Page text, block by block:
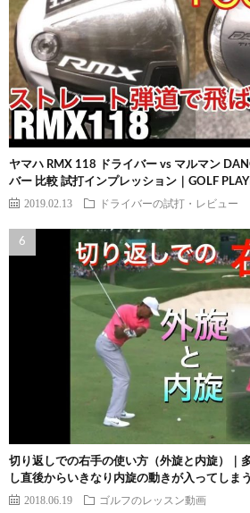
ヤマハ RMX 118 ドライバー vs マルマン
バー 比較 試打インプレッション｜GOLF
2019.02.13 ドライバーの試打・レビュー
切り返しでの右手の使い方（外旋と内旋）｜
し直後からいきなり内旋の動きが入ってしま
2018.06.19 ゴルフのレッスン動画